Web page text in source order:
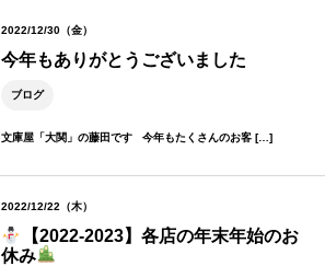
2022/12/30（金）
今年もありがとうございました
ブログ
文庫屋「大関」の藤田です 今年もたくさんのお客 […]
2022/12/22（木）
【2022-2023】各店の年末年始のお
休み